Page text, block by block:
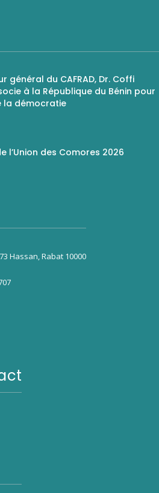
général du CAFRAD, Dr. Coffi
à la République du Bénin pour
la démocratie
l’Union des Comores 2026
Hassan, Rabat 10000